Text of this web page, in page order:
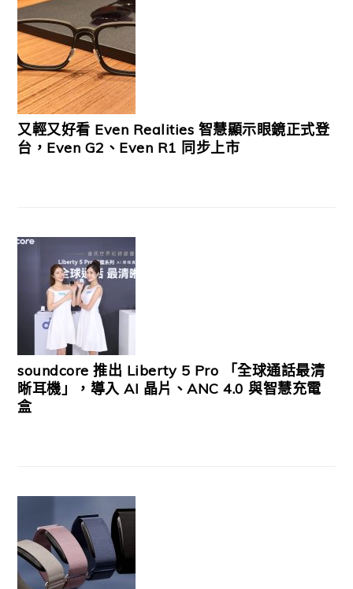
又輕又好看 Even Realities 智慧顯示眼鏡正式登
台，Even G2、Even R1 同步上市
soundcore 推出 Liberty 5 Pro 「全球通話最清
晰耳機」，導入 AI 晶片、ANC 4.0 與智慧充電
盒